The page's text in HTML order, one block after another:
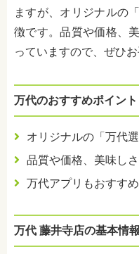
ますが、オリジナルの
徴です。品質や価格、
っていますので、ぜひ
万代のおすすめポイント
オリジナルの「万代選
品質や価格、美味し
万代アプリもおすすめ
万代 藤井寺店の基本情報